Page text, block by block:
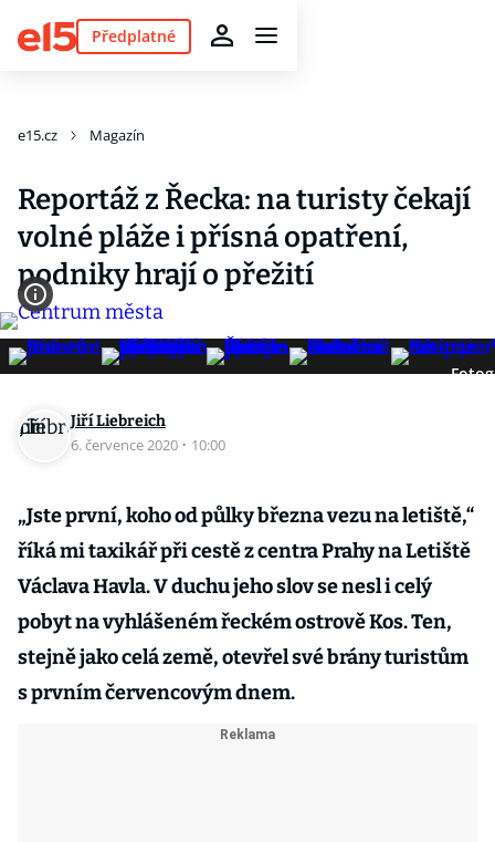
Předplatné
e15.cz Magazín
Reportáž z Řecka: na turisty čekají
volné pláže i přísná opatření,
podniky hrají o přežití
Jiří Liebreich
6. července 2020 · 10:00
„Jste první, koho od půlky března vezu na letiště,“
říká mi taxikář při cestě z centra Prahy na Letiště
Václava Havla. V duchu jeho slov se nesl i celý
pobyt na vyhlášeném řeckém ostrově Kos. Ten,
stejně jako celá země, otevřel své brány turistům
s prvním červencovým dnem.